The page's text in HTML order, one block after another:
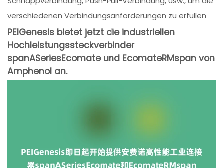
verschiedenen Verbindungsanforderungen zu erfüllen
PEIGenesis bietet jetzt die industriellen
Hochleistungssteckverbinder
spanASeriesEcomate und EcomateRMspan von
Amphenol an.